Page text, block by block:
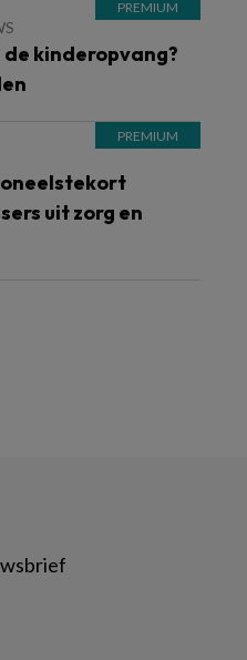
kinderopvang?
uit zorg en